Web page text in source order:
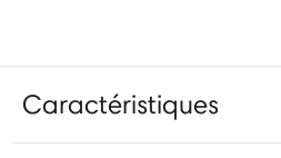
Caractéristiques